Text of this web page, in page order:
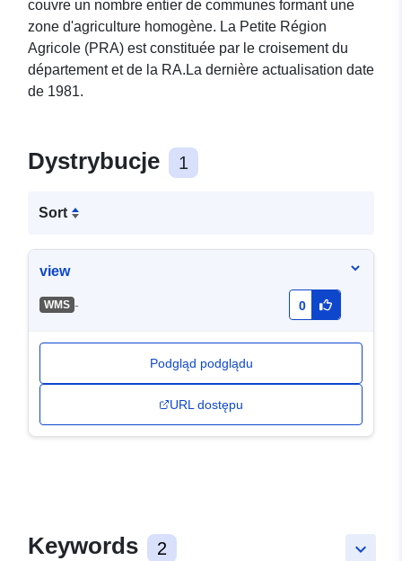
couvre un nombre entier de communes formant une
zone d'agriculture homogène. La Petite Région
Agricole (PRA) est constituée par le croisement du
département et de la RA.La dernière actualisation date
de 1981.
Dystrybucje 1
Sort
view
WMS - 0
Podgląd podglądu
URL dostępu
keyboard_arrow_down
Keywords 2